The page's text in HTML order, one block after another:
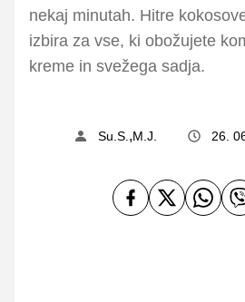
nekaj minutah. Hitre
izbira za vse, ki obožujete
kreme in svežega sadja.
Su.S. ,M.J. 26.